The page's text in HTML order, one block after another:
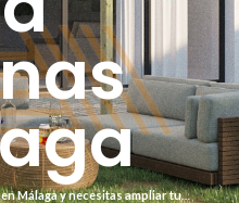
Málaga y necesitas ampliar tu